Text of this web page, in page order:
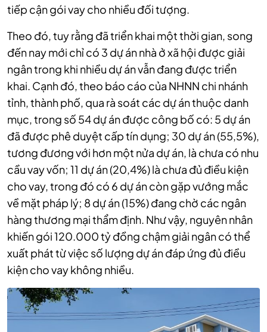
tiếp cận gói vay cho nhiều đối tượng.
Theo đó, tuy rằng đã triển khai một thời gian, song
đến nay mới chỉ có 3 dự án nhà ở xã hội được giải
ngân trong khi nhiều dự án vẫn đang được triển
khai. Cạnh đó, theo báo cáo của NHNN chi nhánh
tỉnh, thành phố, qua rà soát các dự án thuộc danh
mục, trong số 54 dự án được công bố có: 5 dự án
đã được phê duyệt cấp tín dụng; 30 dự án (55,5%),
tương đương với hơn một nửa dự án, là chưa có nhu
cầu vay vốn; 11 dự án (20,4%) là chưa đủ điều kiện
cho vay, trong đó có 6 dự án còn gặp vướng mắc
về mặt pháp lý; 8 dự án (15%) đang chờ các ngân
hàng thương mại thẩm định. Như vậy, nguyên nhân
khiến gói 120.000 tỷ đồng chậm giải ngân có thể
xuất phát từ việc số lượng dự án đáp ứng đủ điều
kiện cho vay không nhiều.